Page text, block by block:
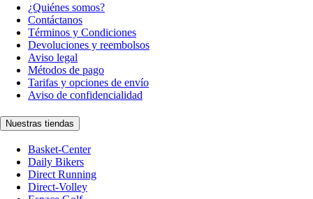
¿Quiénes somos?
Contáctanos
Términos y Condiciones
Devoluciones y reembolsos
Aviso legal
Métodos de pago
Tarifas y opciones de envío
Aviso de confidencialidad
Nuestras tiendas
Basket-Center
Daily Bikers
Direct Running
Direct-Volley